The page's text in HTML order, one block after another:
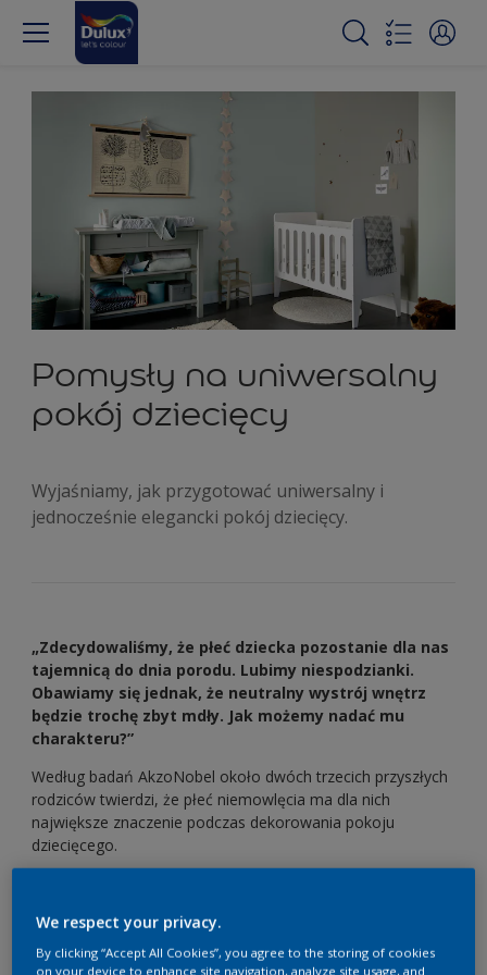
Pomysły na uniwersalny
pokój dziecięcy
Wyjaśniamy, jak przygotować uniwersalny i
jednocześnie elegancki pokój dziecięcy.
„Zdecydowaliśmy, że płeć dziecka pozostanie dla nas
tajemnicą do dnia porodu. Lubimy niespodzianki.
Obawiamy się jednak, że neutralny wystrój wnętrz
będzie trochę zbyt mdły. Jak możemy nadać mu
charakteru?”
Według badań AkzoNobel około dwóch trzecich przyszłych
rodziców twierdzi, że płeć niemowlęcia ma dla nich
największe znaczenie podczas dekorowania pokoju
dziecięcego.
róże i błękity, skorzystaj z coraz popularniejszej aranżacji
nieprzypisywanej do żadnej z płci. Nie skomplikuje ona
We respect your privacy.
By clicking “Accept All Cookies”, you agree to the storing of cookies
on your device to enhance site navigation, analyze site usage, and